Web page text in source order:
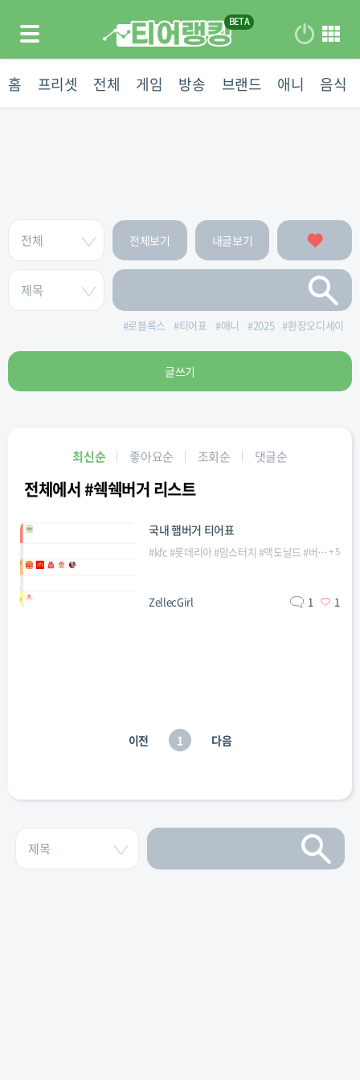
홈 프리셋 전체 게임 방송 브랜드 애니 음식
전체보기 내글보기
#로블록스 #티어표 #애니 #2025 #환장오디세이
글쓰기
최신순 좋아요순 조회순 댓글순
전체에서 #쉑쉑버거 리스트
국내 햄버거 티어표
#kfc#롯데리아#맘스터치 #맥도날드#버거킹 #
+5
ZellecGirl 1 1
이전 1 다음